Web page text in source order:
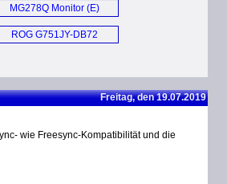
MG278Q Monitor (E)
ROG G751JY-DB72
Freitag, den 19.07.2019
wie Freesync-Kompatibilität und die